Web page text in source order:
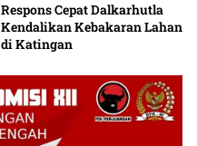
Respons Cepat Dalkarhutla
Kendalikan Kebakaran Lahan
di Katingan